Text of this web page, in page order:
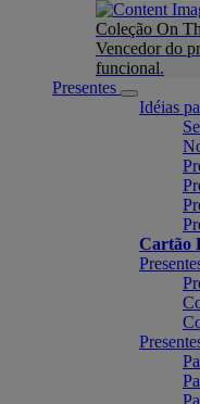
Coleção On
Vencedor do
funcional.
Presentes
Idéias
Cartão